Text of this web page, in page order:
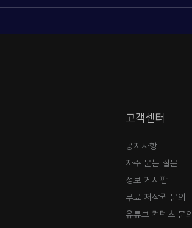
고객센터
공지사항
자주 묻는 질문
정보 게시판
무료 저작권 문의
유튜브 컨텐츠 문의